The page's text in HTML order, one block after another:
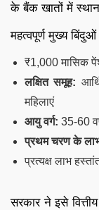
के बैंक खातों में
महत्वपूर्ण मुख्य
₹1,000 मासिक
लक्षित समूह:
महिलाएं
आयु वर्ग: 35-60
प्रथम चरण के
प्रत्यक्ष लाभ
सरकार ने इसे